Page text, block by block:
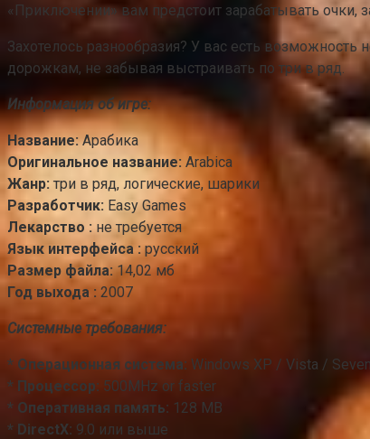
«Приключении» вам предстоит зарабатывать очки,
Захотелось разнообразия? У вас есть
дорожкам, не забывая выстраивать по три в ряд.
Информация об игре:
Название:Арабика
Оригинальное название: Arabica
Жанр: три в ряд, логические, шарики
Разработчик: Easy Games
Лекарство : не требуется
Язык интерфейса :русский
Размер файла:14,02 мб
Год выхода : 2007
Системные требования:
* Операционная система: Windows XP / Vista / Seven
* Процессор: 500MHz or faster
* Оперативная память: 128 MB
* DirectX: 9.0 или выше